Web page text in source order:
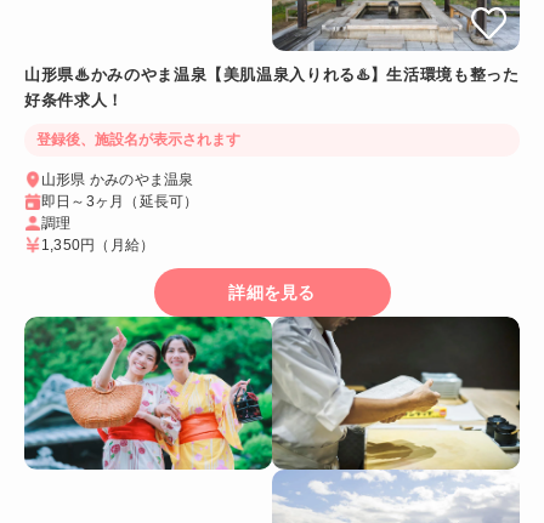
山形県♨かみのやま温泉【美肌温泉入りれる♨️】生活環境も整った
好条件求人！
登録後、施設名が表示されます
山形県 かみのやま温泉
即日～3ヶ月（延長可）
調理
1,350円
（月給）
詳細を見る